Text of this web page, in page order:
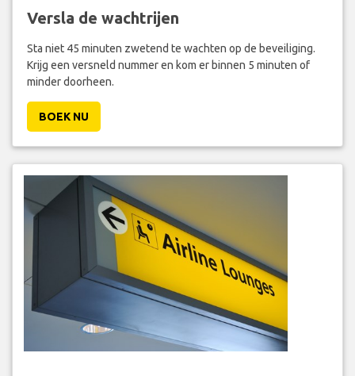
Versla de wachtrijen
Sta niet 45 minuten zwetend te wachten op de beveiliging.
Krijg een versneld nummer en kom er binnen 5 minuten of
minder doorheen.
BOEK NU